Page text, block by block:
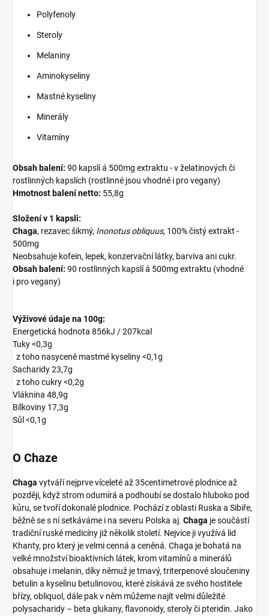
Polyfenoly
Steroly
Melaniny
Aminokyseliny
Mastné kyseliny
Minerály
Vitamíny
Obsah balení: 90 kapslí á 500mg extraktu - v želatinových či
rostlinných kapslích (rostlinné jsou vhodné i pro vegany)
Hmotnost balenínetto: 55,8g
Složení v 1 kapsli:
Chaga, rezavec šikmý, Inonotus obliquus, 100% čistý extrakt -
500mg
Neobsahuje kofein, lepek, konzervační látky, barviva ani cukr.
Obsah balení: 90 rostlinných kapslí á 500mg extraktu (vhodné
i pro vegany)
Výživové údaje na 100g:
Energetická hodnota 856kJ / 207kcal
Tuky <0,3g
z toho nasycené mastmé kyseliny <0,1g
Sacharidy 23,7g
z toho cukry <0,2g
Vláknina 48,9g
Bílkoviny 17,3g
Sůl <0,1g
O Chaze
Chaga vytváří nejprve víceleté až 35centimetrové plodnice až
později, když strom odumírá a podhoubí se dostalo hluboko pod
kůru, se tvoří dokonalé plodnice. Pochází z oblasti Ruska a Sibiře,
běžně se s ní setkáváme i na severu Polska aj. Chaga je součástí
tradiční ruské medicíny již několik století. Nejvíce ji využívá lid
Khanty, pro který je velmi cenná a ceněná. Chaga je bohatá na
velké množství bioaktivních látek, krom vitamínů a minerálů
obsahuje i melanin, díky němuž je tmavý, triterpenové sloučeniny
betulin a kyselinu betulinovou, které získává ze svého hostitele
břízy, obliquol, dále pak v něm můžeme najít velmi důležité
polysacharidy – beta glukany, flavonoidy, steroly či pteridin. Jako